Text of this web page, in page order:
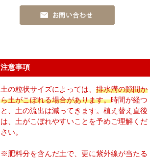
注意事項
土の粒状サイズによっては、 排水溝の隙間か
ら土がこぼれる場合があります。時間が経つ
と、土の流出は減ってきます。植え替え直後
は、土がこぼれやすいことを予めご理解くだ
さい。
※肥料分を含んだ土で、更に紫外線が当たる